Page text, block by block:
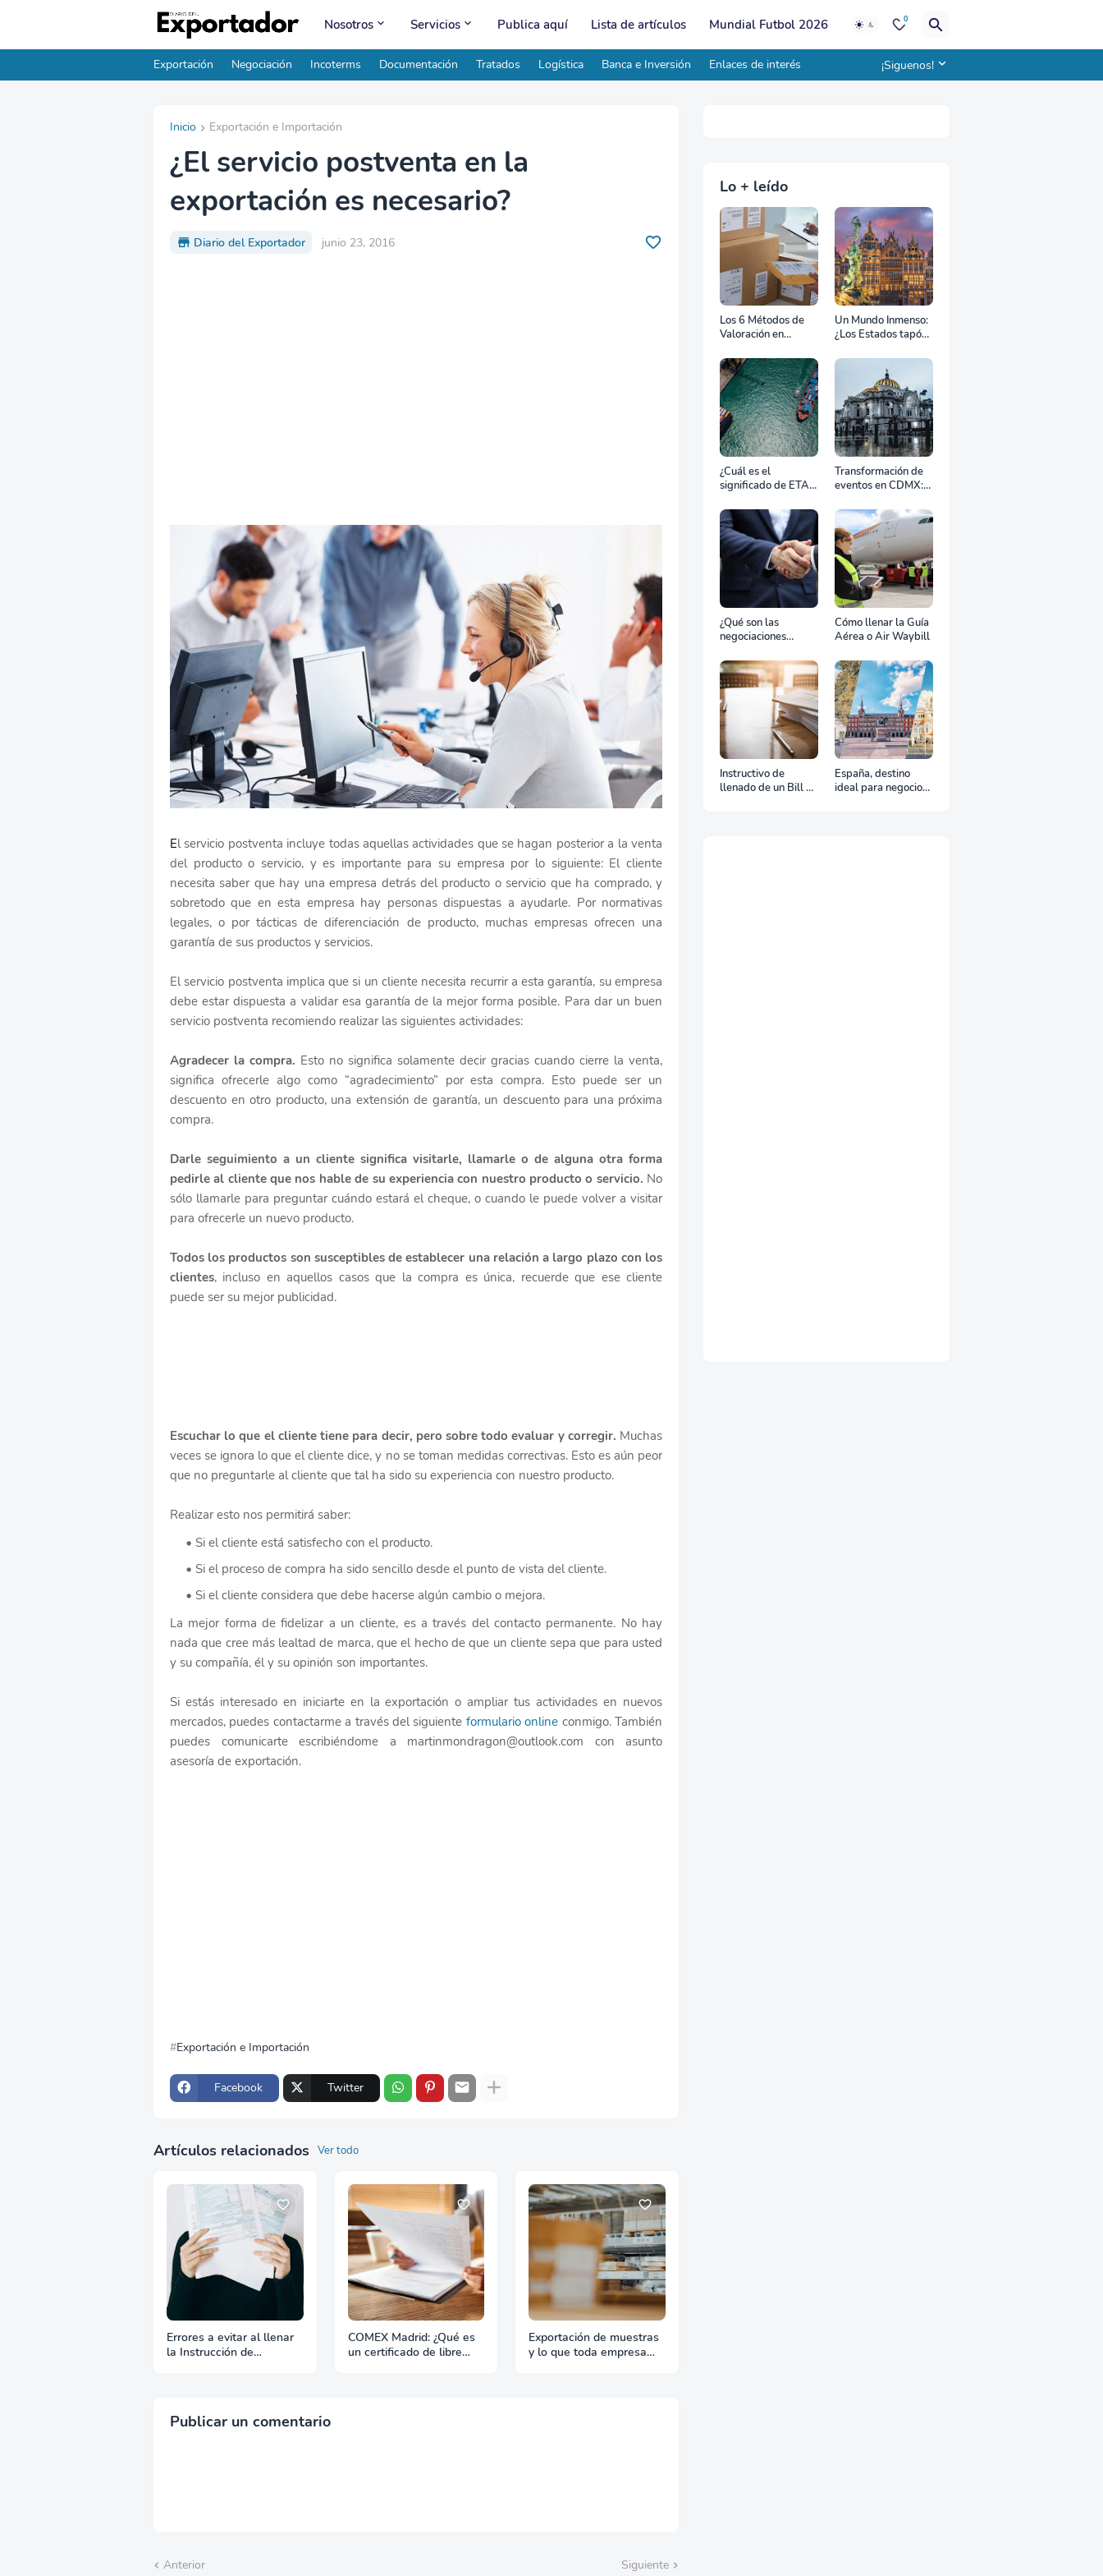
Nosotros Servicios Publica aquí Lista de artículos Mundial Futbol 2026 0
Exportación Negociación Incoterms Documentación Tratados Logística Banca e Inversión Enlaces de interés ¡Siguenos!
Inicio Exportación e Importación
¿El servicio postventa en la
exportación es necesario?
Diario del Exportador junio 23, 2016
El servicio postventa incluye todas aquellas actividades que se hagan posterior a la venta
del producto o servicio, y es importante para su empresa por lo siguiente: El cliente
necesita saber que hay una empresa detrás del producto o servicio que ha comprado, y
sobretodo que en esta empresa hay personas dispuestas a ayudarle. Por normativas
legales, o por tácticas de diferenciación de producto, muchas empresas ofrecen una
garantía de sus productos y servicios.
El servicio postventa implica que si un cliente necesita recurrir a esta garantía, su empresa
debe estar dispuesta a validar esa garantía de la mejor forma posible. Para dar un buen
servicio postventa recomiendo realizar las siguientes actividades:
Agradecer la compra. Esto no significa solamente decir gracias cuando cierre la venta,
significa ofrecerle algo como “agradecimiento” por esta compra. Esto puede ser un
descuento en otro producto, una extensión de garantía, un descuento para una próxima
compra.
Darle seguimiento a un cliente significa visitarle, llamarle o de alguna otra forma
pedirle al cliente que nos hable de su experiencia con nuestro producto o servicio. No
sólo llamarle para preguntar cuándo estará el cheque, o cuando le puede volver a visitar
para ofrecerle un nuevo producto.
Todos los productos son susceptibles de establecer una relación a largo plazo con los
clientes, incluso en aquellos casos que la compra es única, recuerde que ese cliente
puede ser su mejor publicidad.
Escuchar lo que el cliente tiene para decir, pero sobre todo evaluar y corregir. Muchas
veces se ignora lo que el cliente dice, y no se toman medidas correctivas. Esto es aún peor
que no preguntarle al cliente que tal ha sido su experiencia con nuestro producto.
Realizar esto nos permitirá saber:
Si el cliente está satisfecho con el producto.
Si el proceso de compra ha sido sencillo desde el punto de vista del cliente.
Si el cliente considera que debe hacerse algún cambio o mejora.
La mejor forma de fidelizar a un cliente, es a través del contacto permanente. No hay
nada que cree más lealtad de marca, que el hecho de que un cliente sepa que para usted
y su compañía, él y su opinión son importantes.
Si estás interesado en iniciarte en la exportación o ampliar tus actividades en nuevos
mercados, puedes contactarme a través del siguiente formulario online conmigo. También
puedes comunicarte escribiéndome a martinmondragon@outlook.com con asunto
asesoría de exportación.
Exportación e Importación
Facebook Twitter
Artículos relacionados Ver todo
Errores a evitar al llenar
la Instrucción de
COMEX Madrid: ¿Qué es
un certificado de libre
Exportación de muestras
y lo que toda empresa
Publicar un comentario
Anterior Siguiente
Lo + leído
Los 6 Métodos de
Valoración en
Un Mundo Inmenso:
¿Los Estados tapón,
o zona de combate?
¿Cuál es el
significado de ETA,
el transporte
marítimo?
Transformación de
eventos en CDMX:
profesional de
equipos define el
éxito de tu
celebración
¿Qué son las
negociaciones
Cómo llenar la Guía
Aérea o Air Waybill
Instructivo de
llenado de un Bill of
España, destino
ideal para negocios